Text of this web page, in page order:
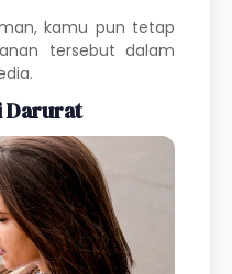
kamu pun tetap
tersebut dalam
Darurat